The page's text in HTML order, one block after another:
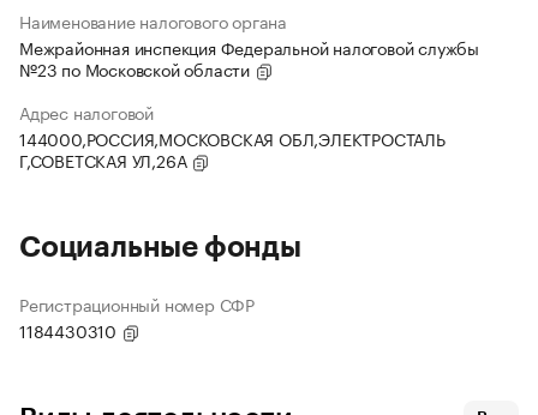
Наименование налогового органа
Межрайонная инспекция Федеральной налоговой службы
№23 по Московской области
Адрес налоговой
144000,РОССИЯ,МОСКОВСКАЯ ОБЛ,ЭЛЕКТРОСТАЛЬ
Г,СОВЕТСКАЯ УЛ,26А
Социальные фонды
Регистрационный номер СФР
1184430310